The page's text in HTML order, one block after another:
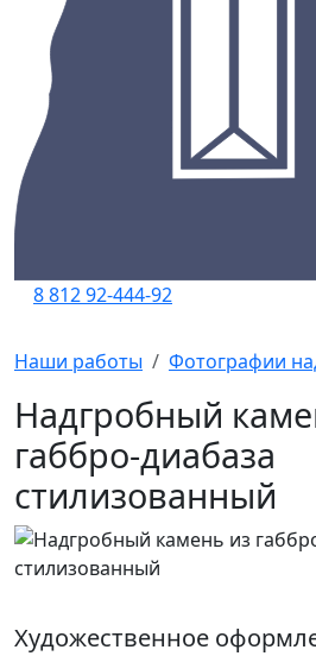
8 812 92-444-92
Наши работы Фотографии
Надгробный
габбро-диабаза
стилизованный
Художественное